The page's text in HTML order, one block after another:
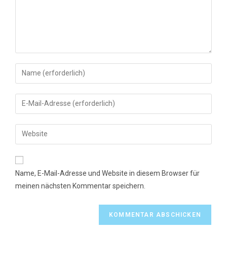
Gib
deinen
Namen
oder
zum
Kommentieren
ein
Gib
deine
E-
Mail-
zum
Kommentieren
ein
Gib
deine
Website-
Name, E-Mail-Adresse und Website in diesem Browser für
meinen nächsten Kommentar speichern.